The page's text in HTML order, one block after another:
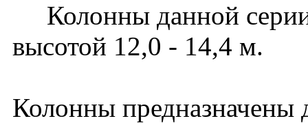
Колонны данной
высотой 12,0 - 14,4 м.
Колонны предназначены